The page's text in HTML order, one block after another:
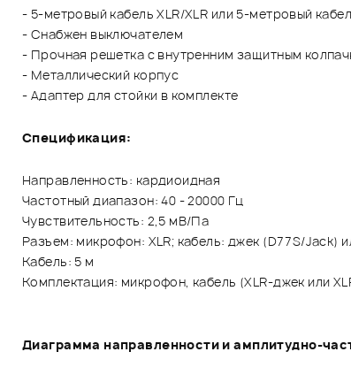
- 5-метровый кабель XLR/XLR или 5-метровый
- Снабжен выключателем
- Прочная решетка с внутренним защитным
- Металлический корпус
- Адаптер для стойки в комплекте
Спецификация:
Направленность: кардиоидная
Частотный диапазон: 40 - 20000 Гц
Чувствительность: 2,5 мВ/Па
Разъем: микрофон: XLR; кабель: джек (D77S/Jack)
Кабель: 5 м
Комплектация: микрофон, кабель (XLR-джек или
Диаграмма направленности и амплитудно-